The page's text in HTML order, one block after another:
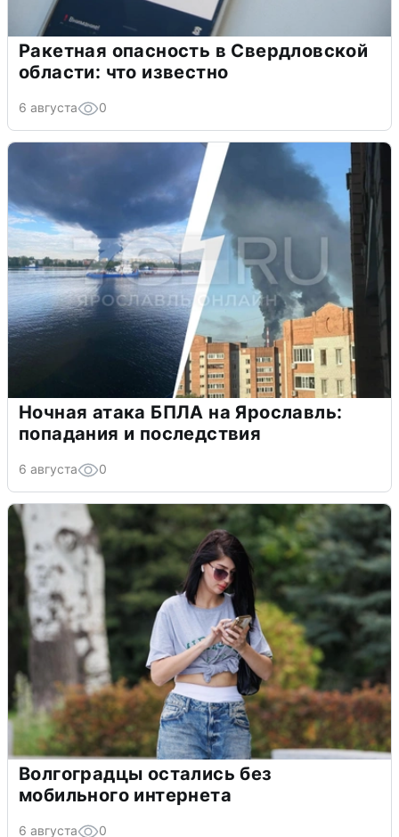
Ракетная опасность в Свердловской
области: что известно
6 августа 0
Ночная атака БПЛА на Ярославль:
попадания и последствия
6 августа 0
Волгоградцы остались без
мобильного интернета
6 августа 0